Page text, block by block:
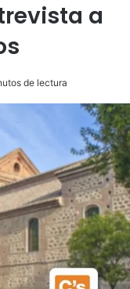
a
de lectura